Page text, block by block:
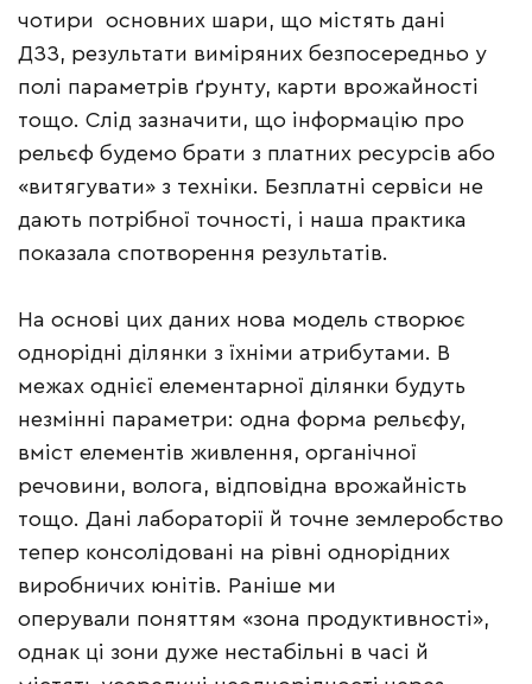
чотири основних шари, що містять дані
ДЗЗ, результати виміряних безпосередньо у
полі параметрів ґрунту, карти врожайності
тощо. Слід зазначити, що інформацію про
рельєф будемо брати з платних ресурсів або
«витягувати» з техніки. Безплатні сервіси не
дають потрібної точності, і наша практика
показала спотворення результатів.
На основі цих даних нова модель створює
однорідні ділянки з їхніми атрибутами. В
межах однієї елементарної ділянки будуть
незмінні параметри: одна форма рельєфу,
вміст елементів живлення, органічної
речовини, волога, відповідна врожайність
тощо. Дані лабораторії й точне землеробство
тепер консолідовані на рівні однорідних
виробничих юнітів. Раніше ми
оперували поняттям «зона продуктивності»,
однак ці зони дуже нестабільні в часі й